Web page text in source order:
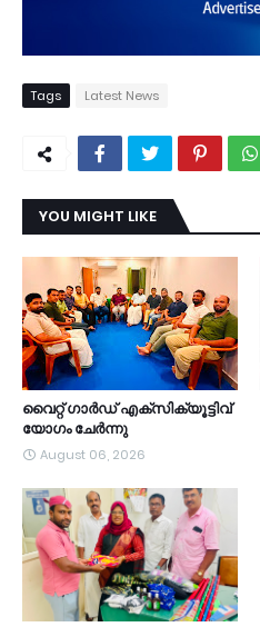
Tags Latest News
YOU MIGHT LIKE
വൈറ്റ് ഗാർഡ് എക്സിക്യൂട്ടിവ്
യോഗം ചേർന്നു
August 06, 2026